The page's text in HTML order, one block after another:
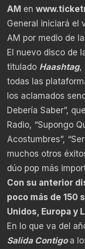
AM en
General iniciará el
AM por medio de la
El nuevo disco de
titulado Haashtag,
todas las
los aclamados
Debería Saber”,
Radio, “Supongo
Acostumbres”,
muchos otros
dúo pop más
Con su anterior
poco más de 150
Unidos, Europa y
En lo que va del
Salida Contigo a